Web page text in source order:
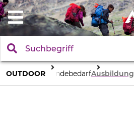
OUTDOOR HundebedarfAusbildung